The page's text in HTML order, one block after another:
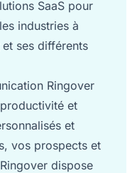
Ringover
et
et
vos prospects et
dispose
pour
téléphonieà vos
, ATS, Helpdesk,